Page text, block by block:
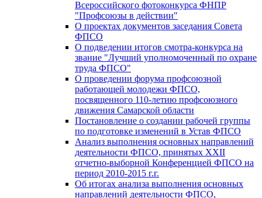
Всероссийского фотоконкурса ФНПР
"Профсоюзы в действии"
О проектах документов заседания Совета
ФПСО
О подведении итогов смотра-конкурса на
звание "Лучший уполномоченный по охране
труда ФПСО"
О проведении форума профсоюзной
работающей молодежи ФПСО,
посвященного 110-летию профсоюзного
движения Самарской области
Постановление о создании рабочей группы
по подготовке изменений в Устав ФПСО
Анализ выполнения основных направлений
деятельности ФПСО, принятых XXII
отчетно-выборной Конференцией ФПСО на
период 2010-2015 г.г.
Об итогах анализа выполнения основных
направлений деятельности ФПСО,